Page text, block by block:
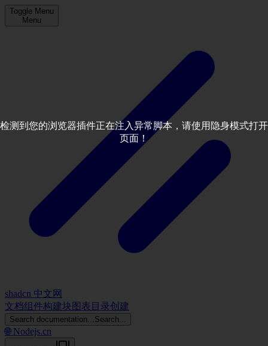
Toggle Menu
Menu
shadcn 中文网
文档组件构建块 图表 目录 创建
Search documentation... Search...
🌐 Nodejs.cn
检测到您的浏览器插件正在注入异常脚本，请使用隐身模式打开
页面！